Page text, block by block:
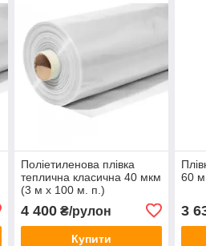
Поліетиленова плівка
теплична класична 40 мкм
(3 м х 100 м. п.)
4 400₴/рулон
Купити
60
3